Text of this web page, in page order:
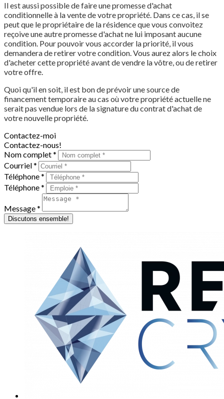
Il est aussi possible de faire une promesse d'achat
conditionnelle à la vente de votre propriété. Dans ce cas, il se
peut que le propriétaire de la résidence que vous convoitez
reçoive une autre promesse d'achat ne lui imposant aucune
condition. Pour pouvoir vous accorder la priorité, il vous
demandera de retirer votre condition. Vous aurez alors le choix
d'acheter cette propriété avant de vendre la vôtre, ou de retirer
votre offre.
Quoi qu'il en soit, il est bon de prévoir une source de
financement temporaire au cas où votre propriété actuelle ne
serait pas vendue lors de la signature du contrat d'achat de
votre nouvelle propriété.
Contactez-moi
Contactez-nous!
Nom complet *
Courriel *
Téléphone *
Téléphone *
Message *
Discutons ensemble!